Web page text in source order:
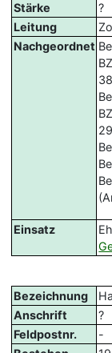
Stärke
?
Leitung
Nachgeordnet
Einsatz
Bezeichnung
Anschrift
?
Feldpostnr.
-